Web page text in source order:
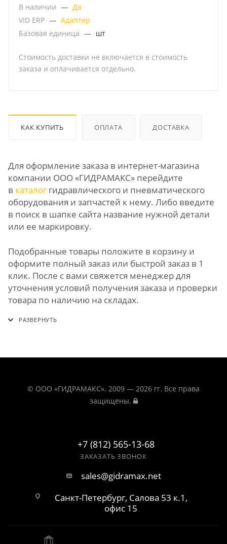
В наличии — Да
VID ERP — Адаптер
Базовая единица — шт
Стоимость доставки не включается в стоимость
заказа и оплачивается отдельно.
КАК КУПИТЬ ОПЛАТА ДОСТАВКА
Для оформление заказа в интернет-магазина
компании ООО «ГИДРАМАКС» перейдите
в каталог гидравлического и пневматического
оборудования и запчастей к нему. Либо введите
в поиск в шапке сайта название нужной детали
или ее маркировку.
Подобранные товары положите в корзину и
оформите полный заказ или быстрой заказ в 1
клик. После с вами свяжется менеджер для
уточнения условий получения заказа и проверки
товара по наличию на складах.
© ООО «ГИДРАМАКС». 2009 — 2026 гг. Все права
защищены.
+7 (812) 565-13-68
ЗАКАЗАТЬ ЗВОНОК
sales@gidramax.net
Санкт-Петербург, Салова 53 к.1,
офис 15